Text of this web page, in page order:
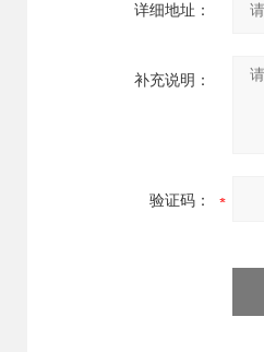
详细地址：
补充说明：
验证码：